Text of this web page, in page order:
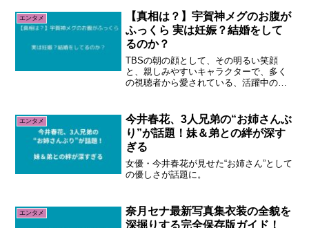
エンタメ
【真相は？】宇賀神メグのお腹が
ふっくら 実は妊娠？結婚をして
るのか？
TBSの朝の顔として、その明るい笑顔
と、親しみやすいキャラクターで、多く
の視聴者から愛されている、活躍中の宇
エンタメ
今井春花、3人兄弟の“お姉さんぶ
り”が話題！妹＆弟との絆が深す
ぎる
女優・今井春花が見せた“お姉さん”として
の優しさが話題に。
エンタメ
奈月セナ最新写真集衣装の全貌を
深掘りする完全保存版ガイド！